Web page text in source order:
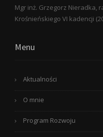
Mgr inż. Grzegorz Nieradka,
Krośnieńskiego VI kadencji
Menu
Aktualności
O mnie
Program Rozwoju